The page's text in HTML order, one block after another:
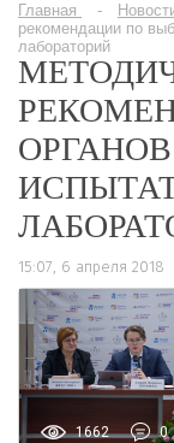
Главная
рекомендации по
лабораторий
15:07, 6 апреля 2018
1662 0